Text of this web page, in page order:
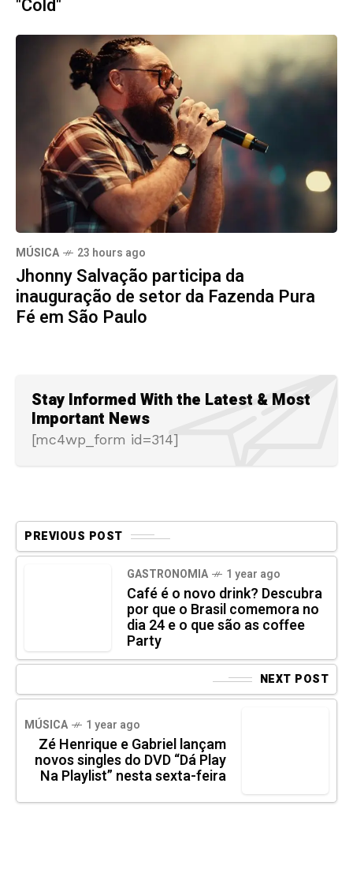
"Cold"
MÚSICA 23 hours ago
Jhonny Salvação participa da
inauguração de setor da Fazenda Pura
Fé em São Paulo
Stay Informed With the Latest & Most
Important News
[mc4wp_form id=314]
PREVIOUS POST
GASTRONOMIA 1 year ago
Café é o novo drink? Descubra
por que o Brasil comemora no
dia 24 e o que são as coffee
Party
NEXT POST
MÚSICA 1 year ago
Zé Henrique e Gabriel lançam
novos singles do DVD “Dá Play
Na Playlist” nesta sexta-feira